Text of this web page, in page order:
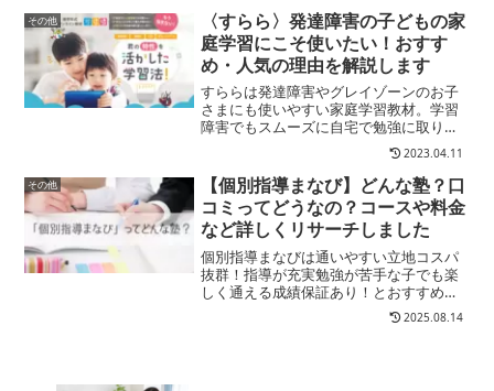
その他
〈すらら〉発達障害の子どもの家
庭学習にこそ使いたい！おすす
め・人気の理由を解説します
すららは発達障害やグレイゾーンのお子
さまにも使いやすい家庭学習教材。学習
障害でもスムーズに自宅で勉強に取り組
める工夫が施されています。1人1人の特
性を力に変えるすらら教材が発達障害の
子どもにもたらす効果と評判を解説しま
す。
2023.04.11
その他
【個別指導まなび】どんな塾？口
コミってどうなの？コースや料金
など詳しくリサーチしました
個別指導まなびは通いやすい立地コスパ
抜群！指導が充実勉強が苦手な子でも楽
しく通える成績保証あり！とおすすめし
たい個別指導塾。生徒一人ひとりに寄り
添い、成績向上と学習意欲の向上をサポ
2025.08.14